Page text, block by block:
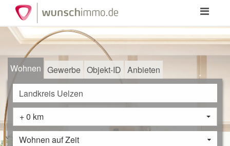
Toggle
Wohnen Gewerbe Objekt-ID Anbieten
+ 0 km
Wohnen auf Zeit